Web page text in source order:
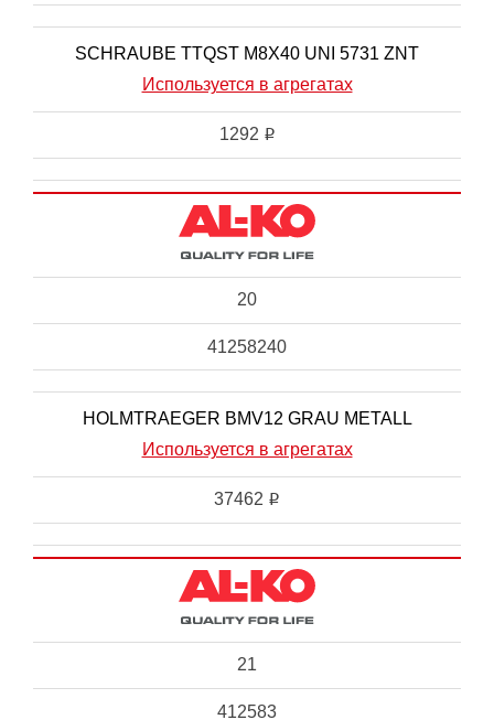
SCHRAUBE TTQST M8X40 UNI 5731 ZNT
Используется в агрегатах
1292 i
20
41258240
HOLMTRAEGER BMV12 GRAU METALL
Используется в агрегатах
37462 i
21
412583